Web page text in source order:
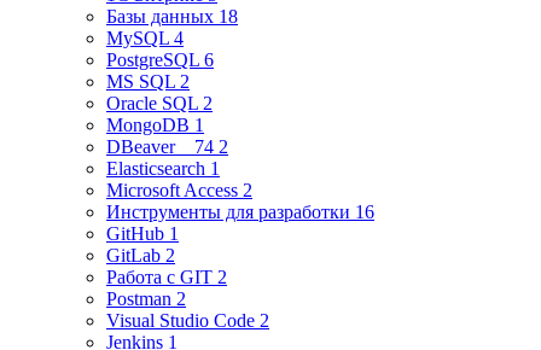
Базы данных 18
MySQL 4
PostgreSQL 6
MS SQL 2
Oracle SQL 2
MongoDB 1
DBeaver__74 2
Elasticsearch 1
Microsoft Access 2
Инструменты для разработки 16
GitHub 1
GitLab 2
Работа с GIT 2
Postman 2
Visual Studio Code 2
Jenkins 1